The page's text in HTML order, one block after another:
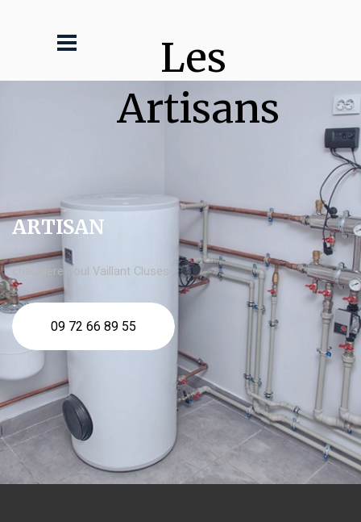
Les
Artisans
ARTISAN
chaudière fioul Vaillant Cluses
09 72 66 89 55